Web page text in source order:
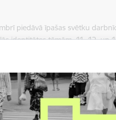
piedāvā īpašas svētku
identitātes tēmām. 11.,12. un
savas kompozīcijas uz
tematisku krāsu un
virsmai – pēc
arī nepieredzējušiem